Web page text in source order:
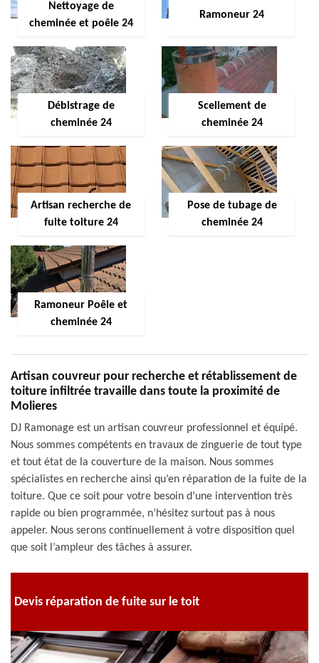
Nettoyage de
cheminée et poêle 24
Ramoneur 24
Débistrage de
cheminée 24
Scellement de
cheminée 24
Artisan recherche de
fuite toiture 24
Pose de tubage de
cheminée 24
Ramoneur Poêle et
cheminée 24
Artisan couvreur pour recherche et rétablissement de
toiture infiltrée travaille dans toute la proximité de
Molieres
DJ Ramonage est un artisan couvreur professionnel et équipé.
Nous sommes compétents en travaux de zinguerie de tout type
et tout état de la couverture de la maison. Nous sommes
spécialistes en recherche ainsi qu’en réparation de la fuite de la
toiture. Que ce soit pour votre besoin d’une intervention très
rapide ou bien programmée, n’hésitez surtout pas à nous
appeler. Nous serons continuellement à votre disposition quel
que soit l’ampleur des tâches à assurer.
Devis réparation de fuite sur le toit